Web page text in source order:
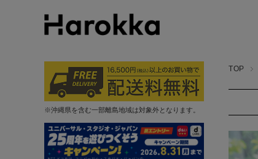
TOP
※沖縄県を含む一部離島地域は対象外となります。